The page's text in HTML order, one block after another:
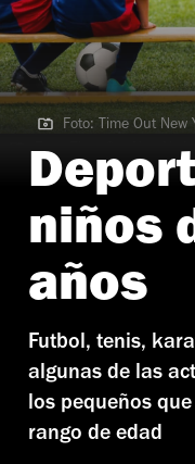
Foto: Time Out New York
Foto: Time Out New
niños
años
Futbol, tenis,
algunas de las
los pequeños
rango de edad